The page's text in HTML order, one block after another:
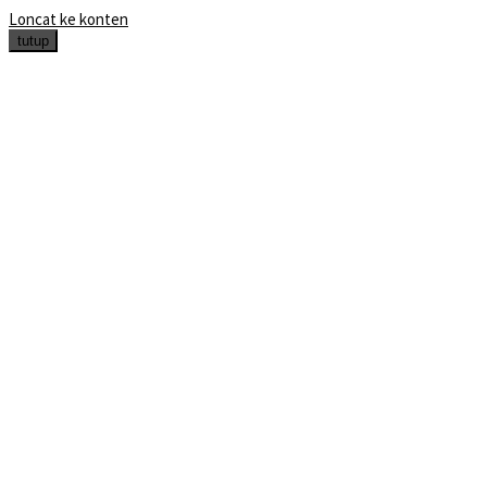
Loncat ke konten
tutup